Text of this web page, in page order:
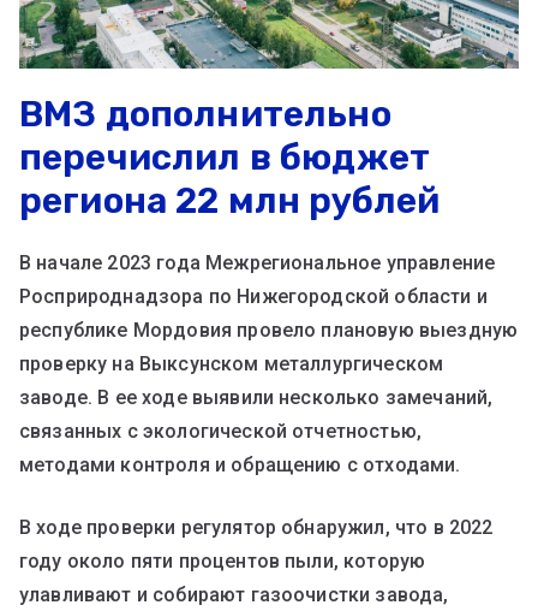
ВМЗ дополнительно
перечислил в бюджет
региона 22 млн рублей
В начале 2023 года Межрегиональное управление
Росприроднадзора по Нижегородской области и
республике Мордовия провело плановую выездную
проверку на Выксунском металлургическом
заводе. В ее ходе выявили несколько замечаний,
связанных с экологической отчетностью,
методами контроля и обращению с отходами.
В ходе проверки регулятор обнаружил, что в 2022
году около пяти процентов пыли, которую
улавливают и собирают газоочистки завода,